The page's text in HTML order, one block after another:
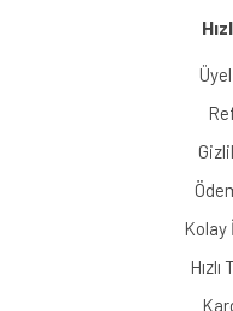
Kolay